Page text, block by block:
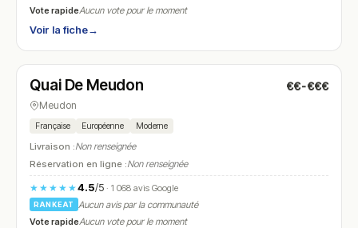
Vote rapideAucun vote pour le moment
Voir la fiche→
N° 8
Quai De Meudon €€-€€€
Meudon
Française Européenne Moderne
Livraison :Non renseignée
Réservation en ligne :Non renseignée
★★★★★4.5/5· 1 068 avis Google
RANKEAT
Aucun avis par la communauté
Vote rapideAucun vote pour le moment